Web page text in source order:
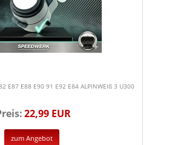
E87 E88 E90 91 E92 E84 ALPINWEIß 3 U300
22,99 EUR
zum Angebot